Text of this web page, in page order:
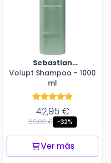
Sebastian
Professional
Volupt Shampoo - 1000
ml
42,95 €
63,00 € -32%
Ver más